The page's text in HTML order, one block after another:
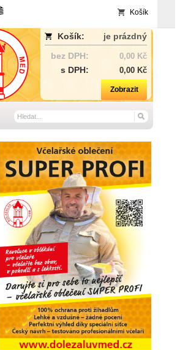
Košík
Košík:
je prázdný
bez DPH:
0,00 Kč
s DPH: 0,00 Kč
Zobrazit